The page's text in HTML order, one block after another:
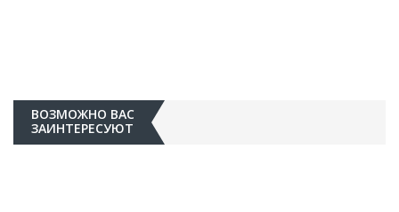
ВОЗМОЖНО ВАС
ЗАИНТЕРЕСУЮТ